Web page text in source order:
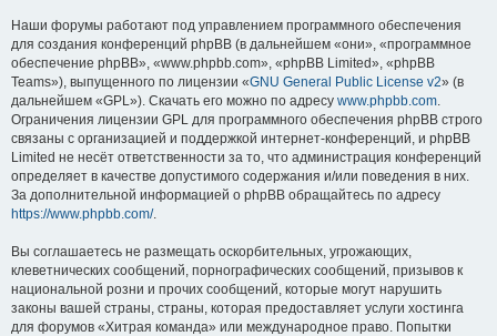
Наши форумы работают под управлением программного обеспечения
для создания конференций phpBB (в дальнейшем «они», «программное
обеспечение phpBB», «www.phpbb.com», «phpBB Limited», «phpBB
Teams»), выпущенного по лицензии «GNU General Public License v2» (в
дальнейшем «GPL»). Скачать его можно по адресу www.phpbb.com.
Ограничения лицензии GPL для программного обеспечения phpBB строго
связаны с организацией и поддержкой интернет-конференций, и phpBB
Limited не несёт ответственности за то, что администрация конференций
определяет в качестве допустимого содержания и/или поведения в них.
За дополнительной информацией о phpBB обращайтесь по адресу
https://www.phpbb.com/.
Вы соглашаетесь не размещать оскорбительных, угрожающих,
клеветнических сообщений, порнографических сообщений, призывов к
национальной розни и прочих сообщений, которые могут нарушить
законы вашей страны, страны, которая предоставляет услуги хостинга
для форумов «Хитрая команда» или международное право. Попытки